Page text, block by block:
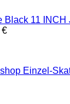
€
Einzel-